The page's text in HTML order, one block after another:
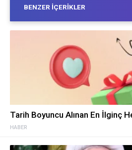
BENZER İÇERIKLER
HABER
Tarih Boyuncu Alınan En İlginç